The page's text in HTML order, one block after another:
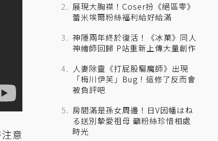
意
展現大胸襟！Coser扮《絕區零》
蕾米埃爾粉絲福利給好給滿
神隱兩年終於復活！《冰菓》同人
神繪師回歸 P站重新上傳大量創作
人妻除靈《打屁股驅魔師》出現
「梅川伊芙」Bug！這修了反而會
被負評吧
房間滿是孫女周邊！日V因幡はね
る送別摯愛祖母 籲粉絲珍惜相處
時光